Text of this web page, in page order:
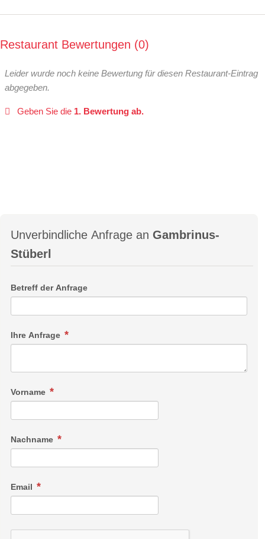
Restaurant Bewertungen 0
Leider wurde noch keine Bewertung für diesen Restaurant-Eintrag
abgegeben.
Geben Sie die 1. Bewertung ab.
Unverbindliche Anfrage an Gambrinus-
Stüberl
Betreff der Anfrage
Ihre Anfrage
Vorname
Nachname
Email